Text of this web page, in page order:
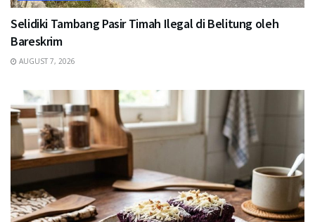
Selidiki Tambang Pasir Timah Ilegal di Belitung oleh
Bareskrim
AUGUST 7, 2026